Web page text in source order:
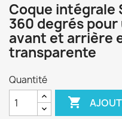
Coque intégrale
360 degrés
avant et arrière
transparente
Quantité
